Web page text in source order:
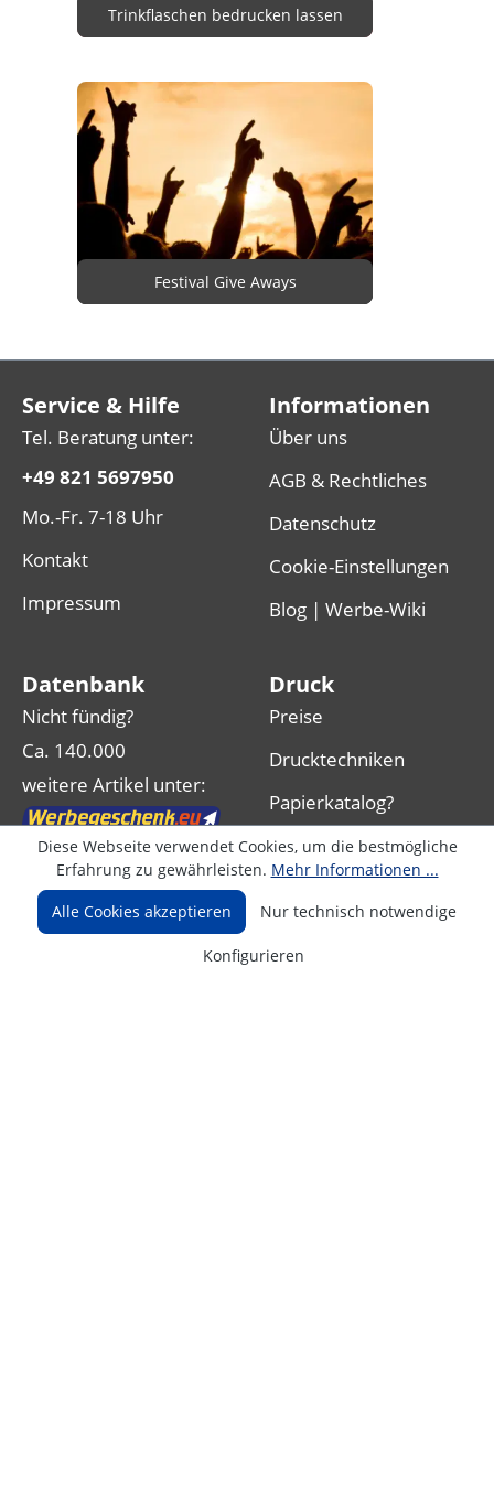
Trinkflaschen bedrucken lassen
Festival Give Aways
Service & Hilfe
Tel. Beratung unter:
+49 821 5697950
Mo.-Fr. 7-18 Uhr
Kontakt
Impressum
Informationen
Über uns
AGB & Rechtliches
Datenschutz
Cookie-Einstellungen
Blog | Werbe-Wiki
Datenbank
Nicht fündig?
Ca. 140.000
weitere Artikel unter:
Druck
Preise
Drucktechniken
Papierkatalog?
Sonderanfertigungen
Folgen Sie uns
Diese Webseite verwendet Cookies, um die bestmögliche
Erfahrung zu gewährleisten. Mehr Informationen ...
Alle Cookies akzeptieren
Nur technisch notwendige
Konfigurieren